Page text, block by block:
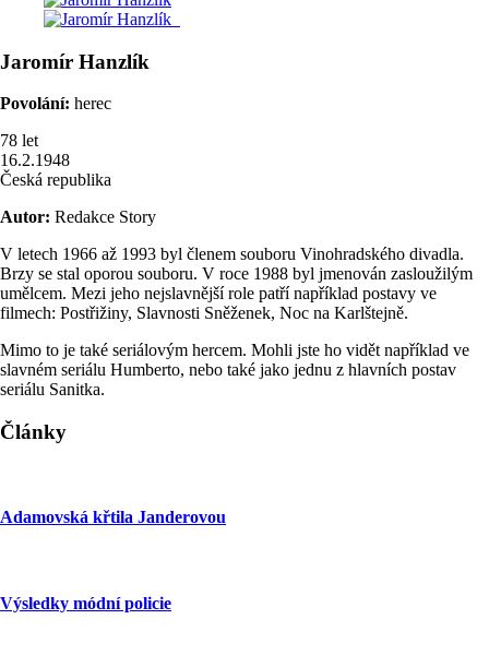
Jaromír Hanzlík
Povolání: herec
78 let
16.2.1948
Česká republika
Autor: Redakce Story
V letech 1966 až 1993 byl členem souboru Vinohradského divadla.
Brzy se stal oporou souboru. V roce 1988 byl jmenován zasloužilým
umělcem. Mezi jeho nejslavnější role patří například postavy ve
filmech: Postřižiny, Slavnosti Sněženek, Noc na Karlštejně.
Mimo to je také seriálovým hercem. Mohli jste ho vidět například ve
slavném seriálu Humberto, nebo také jako jednu z hlavních postav
seriálu Sanitka.
Články
Adamovská křtila Janderovou
Výsledky módní policie